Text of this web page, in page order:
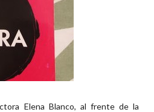
Elena Blanco, al frente de la